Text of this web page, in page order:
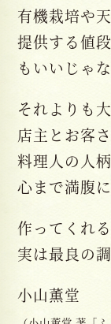
有機栽培や
提供する値
もいいじゃ
それよりも
店主とお客
料理人の人
心まで満腹
作ってくれ
実は最良の
小山薫堂